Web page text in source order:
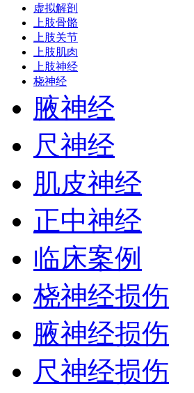
虚拟解剖
上肢骨骼
上肢关节
上肢肌肉
上肢神经
桡神经
腋神经
尺神经
肌皮神经
正中神经
临床案例
桡神经损伤
腋神经损伤
尺神经损伤